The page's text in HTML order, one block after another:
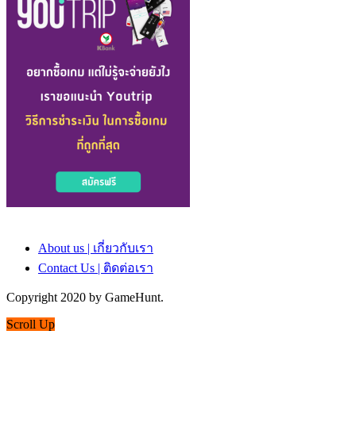
About us | เกี่ยวกับเรา
Contact Us | ติดต่อเรา
Copyright 2020 by GameHunt.
Scroll Up